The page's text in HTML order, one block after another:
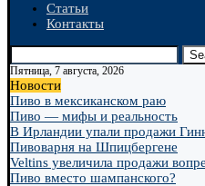
Статьи
Контакты
Пятница, 7 августа, 2026
Новости
Пиво в мексиканском раю
Пиво — мифы и реальность
В Ирландии упали продажи
Пивоварня на Шпицбергене
Veltins увеличила продажи
Пиво вместо шампанского?